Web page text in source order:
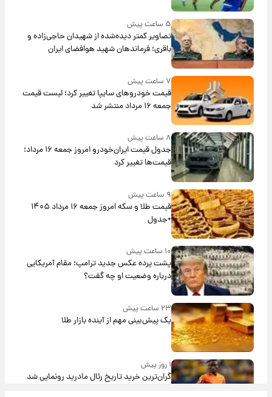
۵ ساعت پیش
تصاویر کمتر دیده‌شده از شهیدان حاجی‌زاده و
باقری؛ فرماندهان شهید هوافضای ایران
۷ ساعت پیش
قیمت خودروهای سایپا تغییر کرد؛ لیست قیمت
جمعه ۱۶ مرداد منتشر شد
۸ ساعت پیش
جدول قیمت ایران‌خودرو امروز جمعه ۱۶ مرداد؛
قیمت‌ها تغییر کرد
۹ ساعت پیش
قیمت طلا و سکه امروز جمعه ۱۶ مرداد ۱۴۰۵
+جدول
۱۰ ساعت پیش
پشت پرده عکس جدید ترامپ؛ مقام آمریکایی
درباره وضعیت او چه گفت؟
۲۳ ساعت پیش
یک پیش‌بینی مهم از آینده بازار طلا
۱ روز پیش
گران‌ترین خرید تاریخ رئال مادرید رونمایی شد